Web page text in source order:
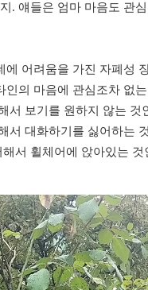
. 얘들은 엄마 마음도 관
에 어려움을 가진 자폐성
인의 마음에 관심조차 없
서 보기를 원하지 않는 것
서 대화하기를 싫어하는
서 휠체어에 앉아있는 것